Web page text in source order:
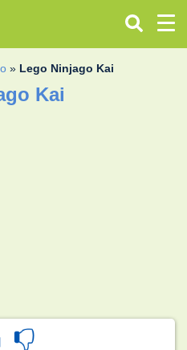
» Lego Ninjago Kai
Kai